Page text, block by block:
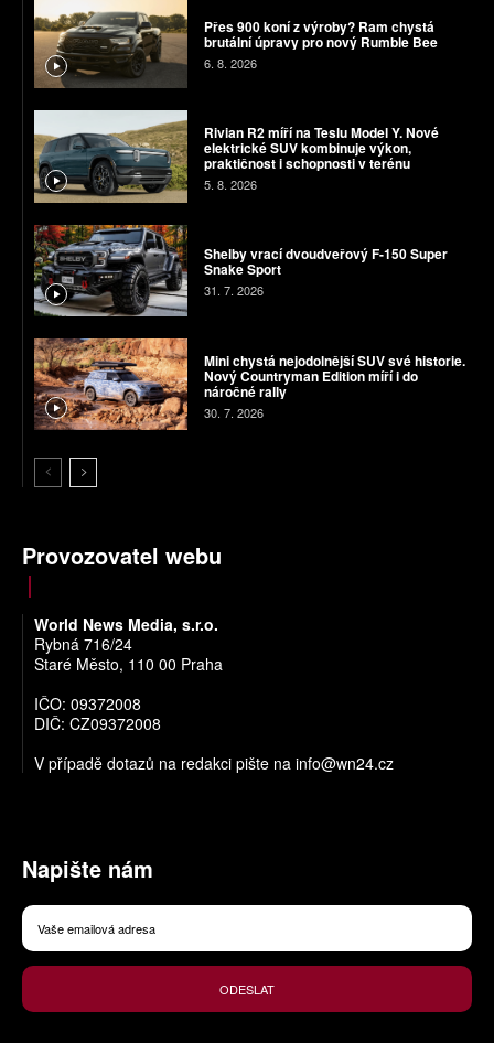
Přes 900 koní z výroby? Ram chystá
brutální úpravy pro nový Rumble Bee
6. 8. 2026
Rivian R2 míří na Teslu Model Y. Nové
elektrické SUV kombinuje výkon,
praktičnost i schopnosti v terénu
5. 8. 2026
Shelby vrací dvoudveřový F-150 Super
Snake Sport
31. 7. 2026
Mini chystá nejodolnější SUV své historie.
Nový Countryman Edition míří i do
náročné rally
30. 7. 2026
Provozovatel webu
World News Media, s.r.o.
Rybná 716/24
Staré Město, 110 00 Praha
IČO: 09372008
DIČ: CZ09372008
V případě dotazů na redakci pište na info@wn24.cz
Napište nám
ODESLAT